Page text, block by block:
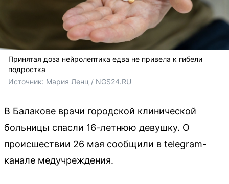
Принятая доза нейролептика едва не привела к гибели
подростка
Источник: Мария Ленц / NGS24.RU
В Балакове врачи городской клинической
больницы спасли 16-летнюю девушку. О
происшествии 26 мая сообщили в telegram-
канале медучреждения.